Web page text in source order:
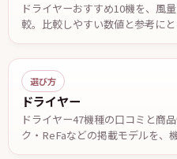
ドライヤーおすすめ10機を、風
較。比較しやすい数値と参考に
低温設定・温度自動制御など悩
決め手を公表仕様ベースでまと
認。
選び方
ドライヤー
ドライヤー47機種の口コミと商
ク・ReFaなどの掲載モデルを、
投稿された口コミやメーカー公